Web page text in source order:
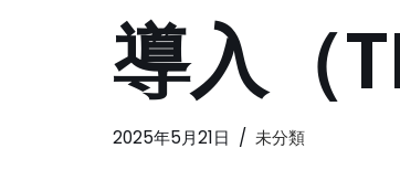
導入（
2025年5月21日 未分類